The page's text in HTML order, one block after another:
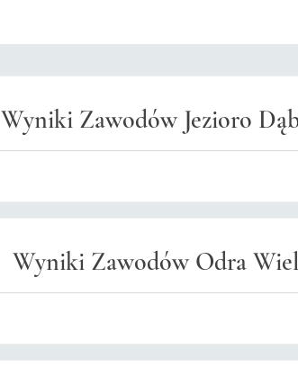
Wyniki Zawodów Jezioro
Wyniki Zawodów Odra